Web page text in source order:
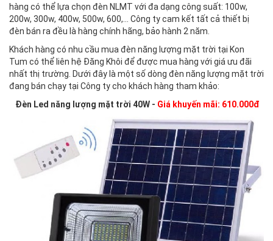
hàng có thể lựa chọn đèn NLMT với đa dạng công suất: 100w,
200w, 300w, 400w, 500w, 600,... Công ty cam kết tất cả thiết bị
đèn bán ra đều là hàng chính hãng, bảo hành 2 năm.
Khách hàng có nhu cầu mua đèn năng lượng mặt trời tại Kon
Tum có thể liên hệ Đăng Khôi để được mua hàng với giá ưu đãi
nhất thị trường. Dưới đây là một số dòng đèn năng lượng mặt trời
đang bán chạy tại Công ty cho khách hàng tham khảo:
Đèn Led năng lượng mặt trời 40W - Giá khuyến mãi: 610.000đ